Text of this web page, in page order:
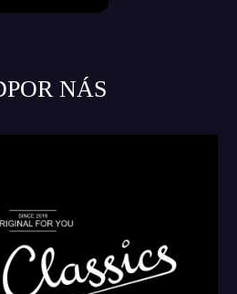
NÁS